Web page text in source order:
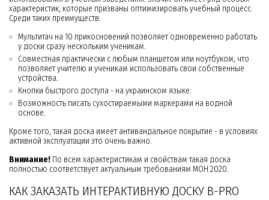
характеристик, которые призваны оптимизировать учебный процесс.
Среди таких преимуществ:
Мультитач на 10 прикосновений позволяет одновременно работать
у доски сразу нескольким ученикам.
Совместная практически с любым планшетом или ноутбуком, что
позволяет учителю и ученикам использовать свои собственные
устройства.
Кнопки быстрого доступа - на украинском языке.
Возможность писать сухостираемыми маркерами на водной
основе.
Кроме того, такая доска имеет антивандальное покрытие - в условиях
активной эксплуатации это очень важно.
Внимание! По всем характеристикам и свойствам такая доска
полностью соответствует актуальным требованиям МОН 2020.
КАК ЗАКАЗАТЬ ИНТЕРАКТИВНУЮ ДОСКУ B-PRO